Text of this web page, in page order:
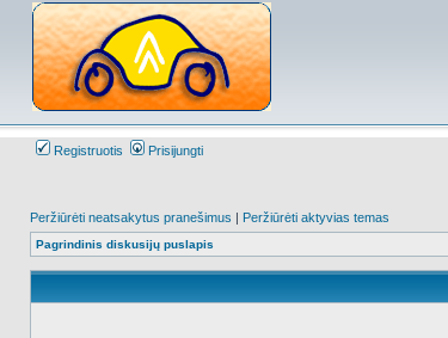
Registruotis Prisijungti
Peržiūrėti neatsakytus pranešimus | Peržiūrėti aktyvias temas
Pagrindinis diskusijų puslapis